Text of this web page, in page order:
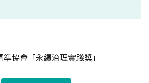
協會「永續治理實踐獎」